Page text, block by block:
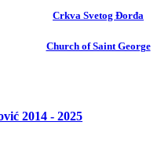
Crkva Svetog Đorđa
Church of Saint George
2014 - 2025